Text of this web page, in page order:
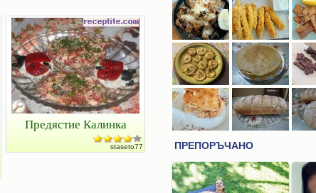
Предястие Калинка
staseto77